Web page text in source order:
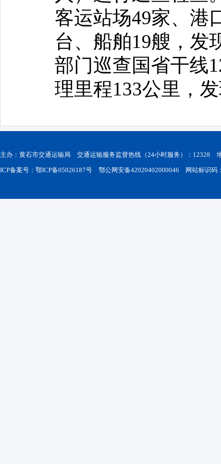
客运站场49家、港
台、船舶19艘，发
部门巡查国省干线
理里程133公里，
主办：黄石市交通运输局 交通运输服务监督热线（24小时服务）：12328
ICP备案号：鄂ICP备05026187号 鄂公网安备42020402000046 网站标识码